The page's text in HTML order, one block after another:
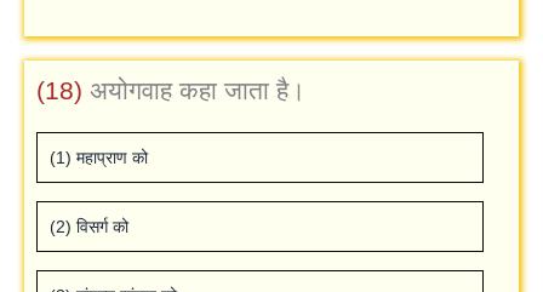
(18) अयोगवाह कहा जाता है।
(1) महाप्राण को
(2) विसर्ग को